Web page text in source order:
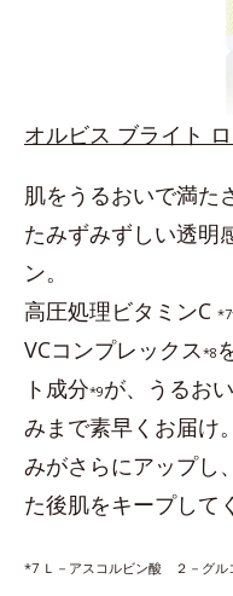
オルビス ブライト
肌をうるおいで満た
たみずみずしい透明
ン。
高圧処理ビタミンC *7
VCコンプレックス*8
ト成分*9が、うるお
みまで素早くお届け
みがさらにアップし
た後肌をキープして
*7 Ｌ－アスコルビン酸 ２－グ